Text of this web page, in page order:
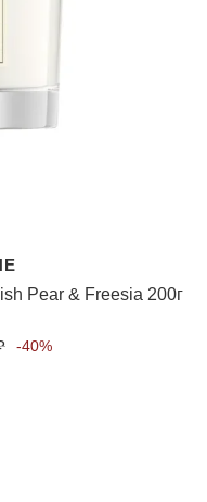
Pear & Freesia 200г
-40%